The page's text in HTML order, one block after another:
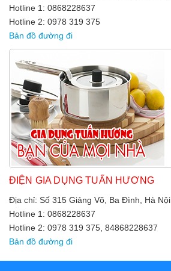
Hotline 1: 0868228637
Hotline 2: 0978 319 375
Bản đồ đường đi
ĐIỆN GIA DỤNG TUẤN HƯƠNG
Địa chỉ: Số 315 Giảng Võ, Ba Đình, Hà Nội
Hotline 1: 0868228637
Hotline 2: 0978 319 375, 84868228637
Bản đồ đường đi